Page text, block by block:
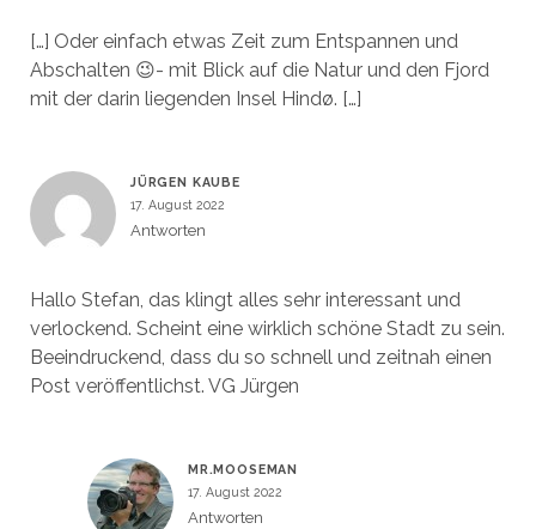
[…] Oder einfach etwas Zeit zum Entspannen und
Abschalten 😉- mit Blick auf die Natur und den Fjord
mit der darin liegenden Insel Hindø. […]
JÜRGEN KAUBE
17. August 2022
Antworten
Hallo Stefan, das klingt alles sehr interessant und
verlockend. Scheint eine wirklich schöne Stadt zu sein.
Beeindruckend, dass du so schnell und zeitnah einen
Post veröffentlichst. VG Jürgen
MR.MOOSEMAN
17. August 2022
Antworten